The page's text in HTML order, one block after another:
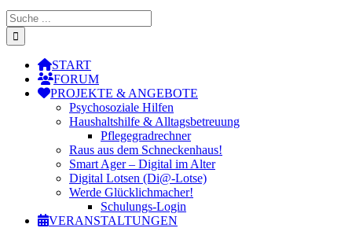
Suche
nach:
START
FORUM
PROJEKTE & ANGEBOTE
Psychosoziale Hilfen
Haushaltshilfe & Alltagsbetreuung
Pflegegradrechner
Raus aus dem Schneckenhaus!
Smart Ager – Digital im Alter
Digital Lotsen (Di@-Lotse)
Werde Glücklichmacher!
Schulungs-Login
VERANSTALTUNGEN